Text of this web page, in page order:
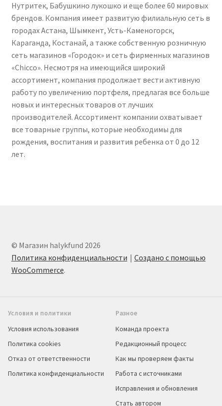
Нутритек, Бабушкино лукошко и еще более 60 мировых
брендов. Компания имеет развитую филиальную сеть в
городах Астана, Шымкент, Усть-Каменогорск,
Караганда, Костанай, а также собственную розничную
сеть магазинов «Городок» и сеть фирменных магазинов
«Chicco». Несмотря на имеющийся широкий
ассортимент, компания продолжает вести активную
работу по увеличению портфеля, предлагая все больше
новых и интересных товаров от лучших
производителей. Ассортимент компании охватывает
все товарные группы, которые необходимы для
рождения, воспитания и развития ребенка от 0 до 12
лет.
© Магазин halykfund 2026
Политика конфиденциальности
Создано с помощью
WooCommerce.
Условия и политики
Условия использования
Политика cookies
Отказ от ответственности
Политика конфиденциальности
Разное
Команда проекта
Редакционный процесс
Как мы проверяем факты
Работа с источниками
Исправления и обновления
Стать автором